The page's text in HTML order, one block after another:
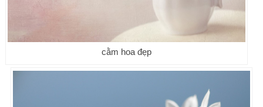
cằm hoa đẹp